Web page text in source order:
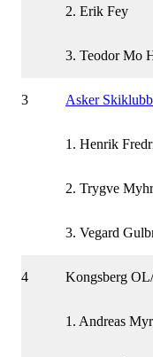
2. Erik Fey
3. Teodor Mo
3 Asker Skiklubb
1. Henrik
2. Trygve Myhr
3. Vegard
4 Kongsberg
1. Andreas